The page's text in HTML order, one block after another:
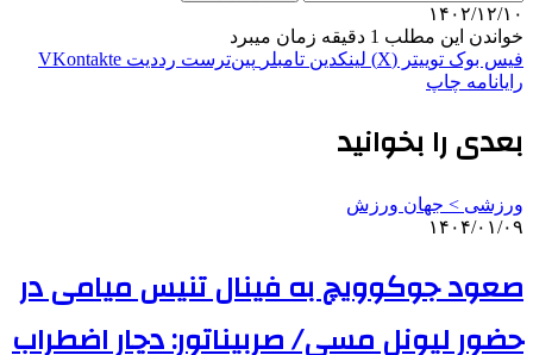
۱۴۰۲/۱۲/۱۰
خواندن این مطلب 1 دقیقه زمان میبرد
فیس بوک توییتر (X) لینکدین ‫تامبلر ‫پین‌ترست ‫رددیت ‫VKontakte
رایانامه چاپ
بعدی را بخوانید
ورزشی > جهان ورزش
۱۴۰۴/۰۱/۰۹
صعود جوکوویچ به فینال تنیس میامی در
حضور لیونل مسی/ صربیناتور: دچار اضطراب